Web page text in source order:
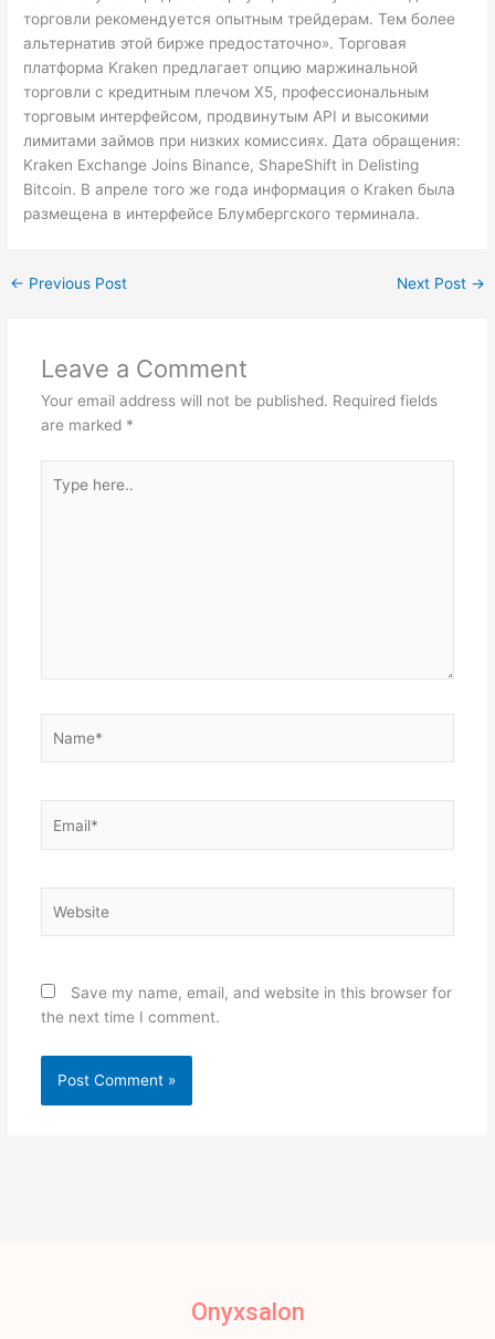
торговли рекомендуется опытным трейдерам. Тем более
альтернатив этой бирже предостаточно». Торговая
платформа Kraken предлагает опцию маржинальной
торговли с кредитным плечом Х5, профессиональным
торговым интерфейсом, продвинутым API и высокими
лимитами займов при низких комиссиях. Дата обращения:
Kraken Exchange Joins Binance, ShapeShift in Delisting
Bitcoin. В апреле того же года информация о Kraken была
размещена в интерфейсе Блумбергского терминала.
← Previous Post Next Post →
Leave a Comment
Your email address will not be published. Required fields
are marked *
here..
Save my name, email, and website in this browser for
the next time I comment.
Onyxsalon